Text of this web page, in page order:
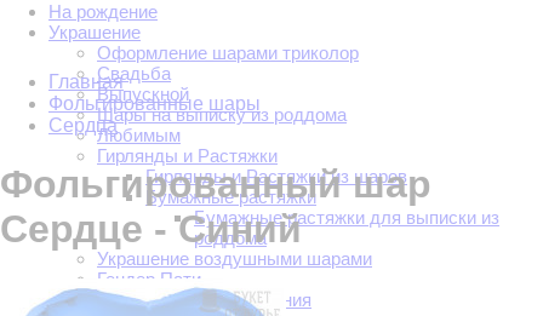
На рождение
Украшение
Оформление шарами триколор
Свадьба
Выпускной
Шары на выписку из роддома
Любимым
Гирлянды и Растяжки
Гирлянды и Растяжки из шаров
Бумажные растяжки
Бумажные растяжки для выписки из
роддома
Украшение воздушными шарами
Гендер Пати
Взрослый день рождения
Главная
Фольгированные шары
Сердца
Фольгированный шар
Сердце - Синий